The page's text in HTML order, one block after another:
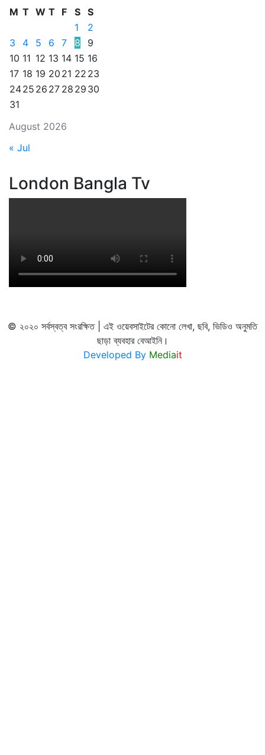
August 2026
M T W T F S S
1
2
3
4 5 6 7 8
9
10 11 12 13 14 15 16
17 18 19 20 21 22 23
2425 26 27 28 29 30
31
« Jul
London Bangla Tv
© ২০২০ সর্বস্বত্ব সংরক্ষিত | এই ওয়েবসাইটের কোনো লেখা, ছবি, ভিডিও অনুমতি
ছাড়া ব্যবহার বেআইনি।
Developed By Mediait